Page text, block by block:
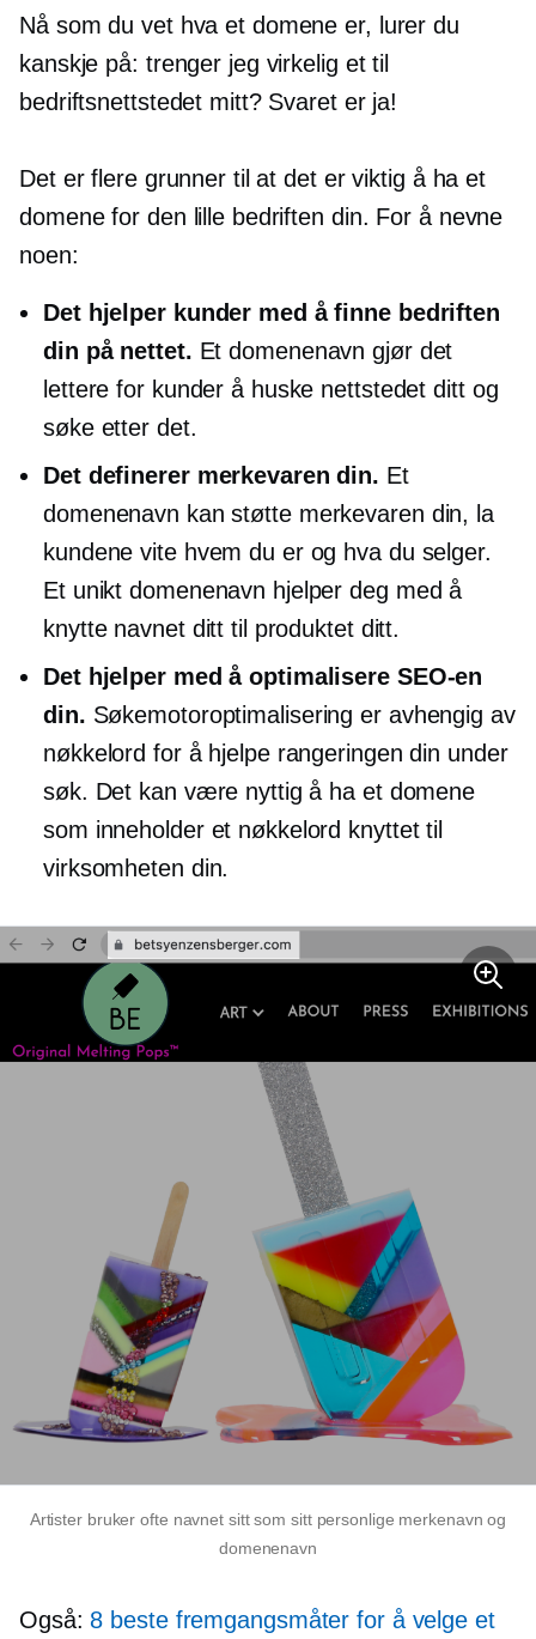
Nå som du vet hva et domene er, lurer du
kanskje på: trenger jeg virkelig et til
bedriftsnettstedet mitt? Svaret er ja!
Det er flere grunner til at det er viktig å ha et
domene for den lille bedriften din. For å nevne
noen:
Det hjelper kunder med å finne bedriften
din på nettet. Et domenenavn gjør det
lettere for kunder å huske nettstedet ditt og
søke etter det.
Det definerer merkevaren din. Et
domenenavn kan støtte merkevaren din, la
kundene vite hvem du er og hva du selger.
Et unikt domenenavn hjelper deg med å
knytte navnet ditt til produktet ditt.
Det hjelper med å optimalisere SEO-en
din. Søkemotoroptimalisering er avhengig av
nøkkelord for å hjelpe rangeringen din under
søk. Det kan være nyttig å ha et domene
som inneholder et nøkkelord knyttet til
virksomheten din.
Artister bruker ofte navnet sitt som sitt personlige merkenavn og
domenenavn
Også: 8 beste fremgangsmåter for å velge et